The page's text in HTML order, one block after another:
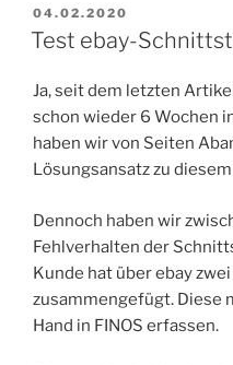
VERÖFFENTLICHT
AM
04.02.2020
Test ebay-
Ja, seit dem letzten
schon wieder 6 Wochen
haben wir von Seiten
Lösungsansatz zu
Dennoch haben wir
Fehlverhalten der
Kunde hat über ebay
zusammengefügt. Diese
Hand in FINOS erfassen.